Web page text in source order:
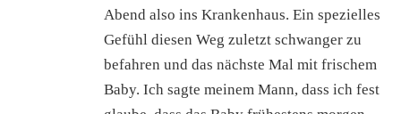
Abend also ins Krankenhaus. Ein spezielles
Gefühl diesen Weg zuletzt schwanger zu
befahren und das nächste Mal mit frischem
Baby. Ich sagte meinem Mann, dass ich fest